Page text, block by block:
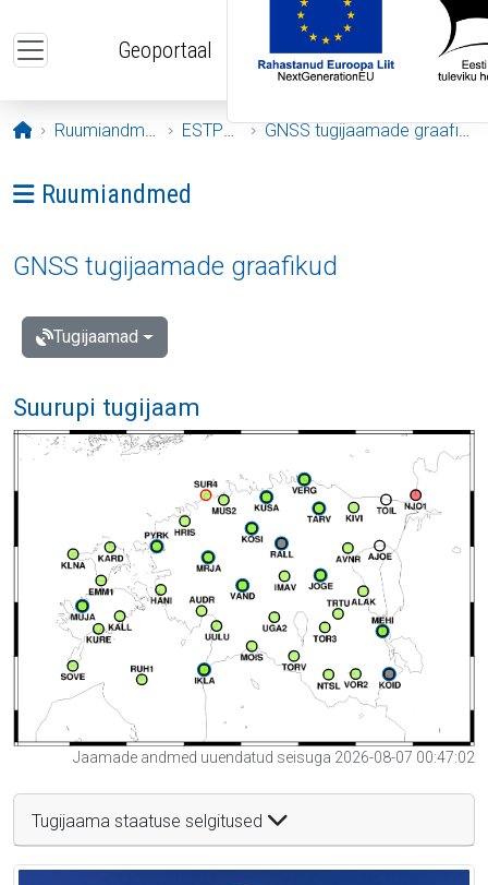
Geoportaal
Avaleht
Ruumiandmed ESTPOS GNSS tugijaamade graafikud
Ava menüü: Ruumiandmed
Ruumiandmed
GNSS tugijaamade graafikud
Tugijaamad
Suurupi tugijaam
Jaamade andmed uuendatud seisuga 2026-08-07 00:47:02
Tugijaama staatuse selgitused